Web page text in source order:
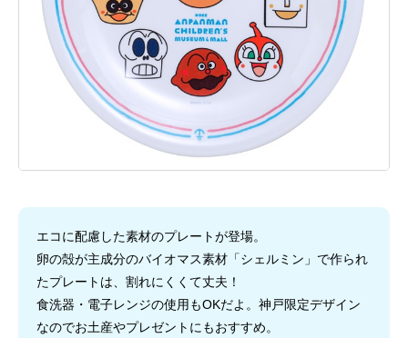
エコに配慮した素材のプレートが登場。
卵の殻が主成分のバイオマス素材「シェルミン」で作られ
たプレートは、割れにくくて丈夫！
食洗器・電子レンジの使用もOKだよ。神戸限定デザイン
なのでお土産やプレゼントにもおすすめ。